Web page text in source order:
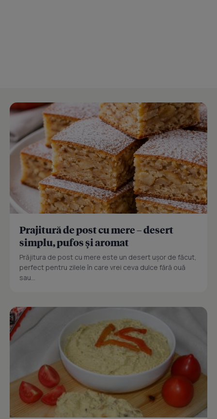
Prajitură de post cu mere – desert
simplu, pufos și aromat
Prăjitura de post cu mere este un desert ușor de făcut,
perfect pentru zilele în care vrei ceva dulce fără ouă
sau...